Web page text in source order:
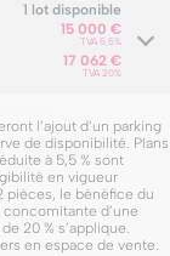
1 lot disponible
15 000 €
TVA 5.5%
17 062 €
TVA 20%
l’ajout d’un parking
de disponibilité. Plans
à 5,5 % sont
en vigueur
pièces, le bénéfice du
d’une
20 % s’applique.
en espace de vente.